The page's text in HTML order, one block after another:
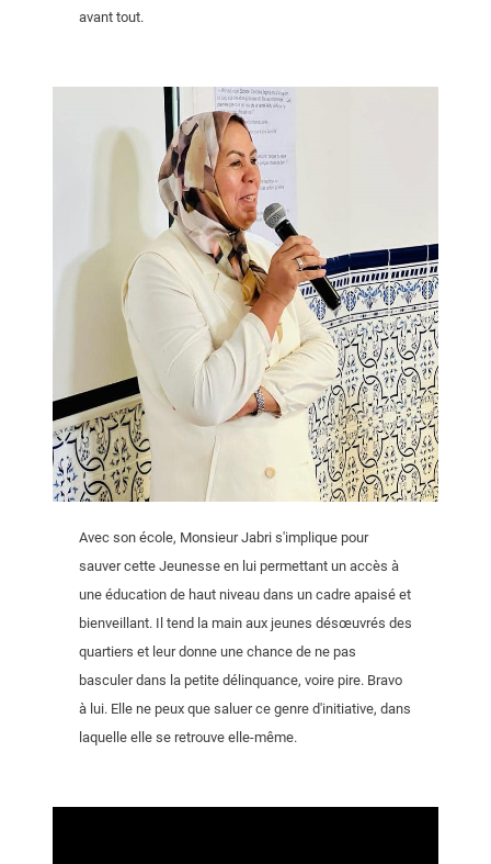
avant tout.
Avec son école, Monsieur Jabri s'implique pour
sauver cette Jeunesse en lui permettant un accès à
une éducation de haut niveau dans un cadre apaisé et
bienveillant. Il tend la main aux jeunes désœuvrés des
quartiers et leur donne une chance de ne pas
basculer dans la petite délinquance, voire pire. Bravo
à lui. Elle ne peux que saluer ce genre d'initiative, dans
laquelle elle se retrouve elle-même.